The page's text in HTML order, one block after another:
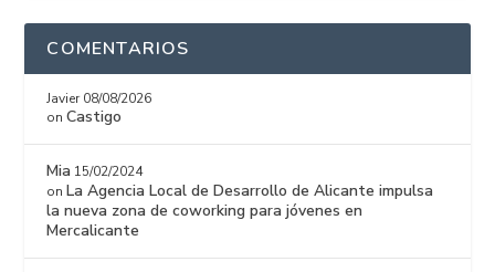
COMENTARIOS
Javier 08/08/2026
onCastigo
Mia 15/02/2024
on La Agencia Local de Desarrollo de Alicante impulsa
la nueva zona de coworking para jóvenes en
Mercalicante